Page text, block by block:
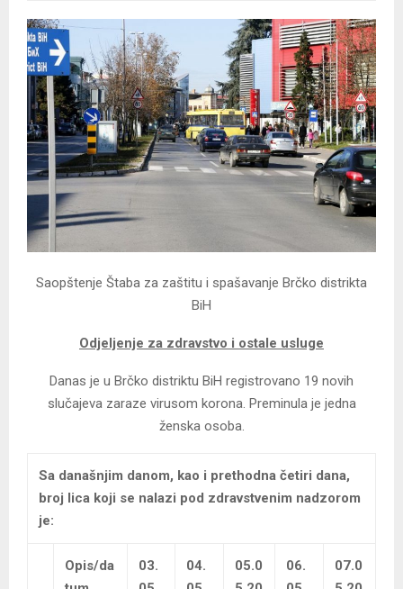
Saopštenje Štaba za zaštitu i spašavanje Brčko distrikta
BiH
Odjeljenje za zdravstvo i ostale usluge
Danas je u Brčko distriktu BiH registrovano 19 novih
slučajeva zaraze virusom korona. Preminula je jedna
ženska osoba.
Sa današnjim danom, kao i prethodna četiri dana,
broj lica koji se nalazi pod zdravstvenim nadzorom
je:
Opis/da
03.
04.
05.0
06.
07.0